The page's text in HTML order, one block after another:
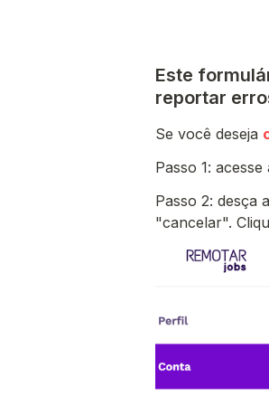
Este
reportar
Se você deseja
Passo 1:
Passo 2: desça